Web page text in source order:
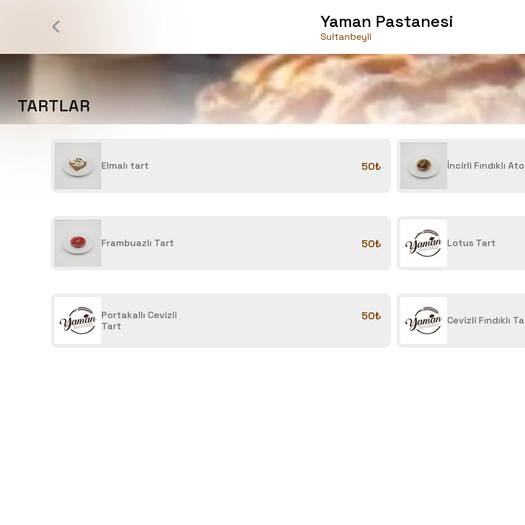
Yaman Pastanesi
Sultanbeyli
TARTLAR
Elmalı tart 50₺ İncirli Fındıklı
Frambuazlı Tart 50₺ Lotus Tart
Portakallı Cevizli
Tart
50₺ Cevizli Fındıklı